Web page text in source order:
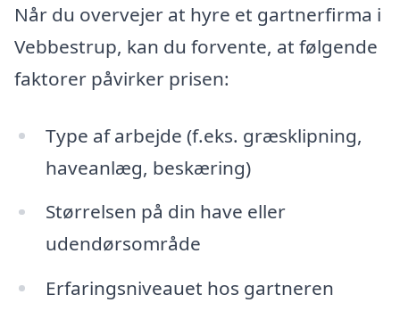
Når du overvejer at hyre et gartnerfirma i
Vebbestrup, kan du forvente, at følgende
faktorer påvirker prisen:
Type af arbejde (f.eks. græsklipning,
haveanlæg, beskæring)
Størrelsen på din have eller
udendørsområde
Erfaringsniveauet hos gartneren